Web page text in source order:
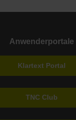
Anwenderportale
Klartext Portal
TNC Club